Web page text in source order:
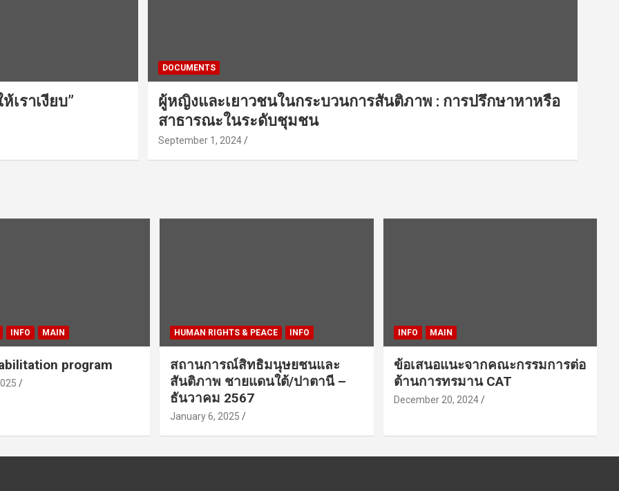
เราเงียบ”
DOCUMENTS
ผู้หญิงและเยาวชนในกระบวนการสันติภาพ : การปรึกษาหาหรือ
สาธารณะในระดับชุมชน
September 1, 2024
INFO MAIN
program
HUMAN RIGHTS & PEACE INFO
สถานการณ์สิทธิมนุษยชนและ
สันติภาพ ชายแดนใต้/ปาตานี –
ธันวาคม 2567
January 6, 2025
INFO MAIN
ข้อเสนอแนะจากคณะกรรมการต่อ
ต้านการทรมาน CAT
December 20, 2024